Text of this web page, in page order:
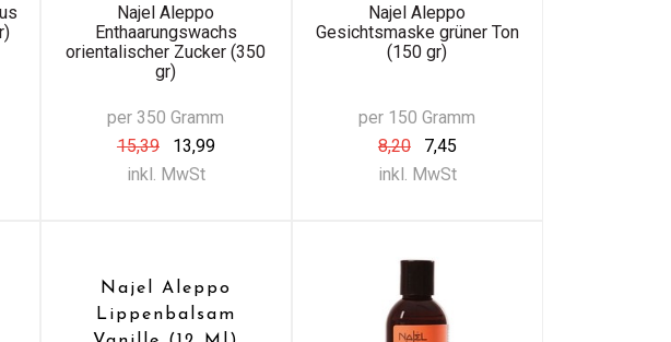
Najel Aleppo
Enthaarungswachs
orientalischer Zucker (350
gr)
per 350 Gramm
15,39
13,99
inkl. MwSt
Najel Aleppo
Gesichtsmaske grüner Ton
(150 gr)
per 150 Gramm
8,20
7,45
inkl. MwSt
Najel Aleppo
Lippenbalsam